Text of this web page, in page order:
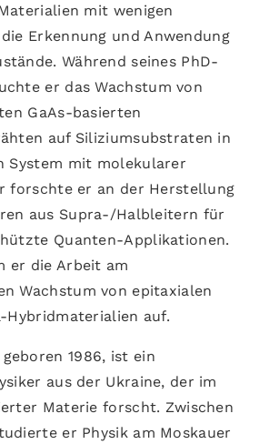
mit wenigen
Erkennung und Anwendung
Während seines PhD-
er das Wachstum von
GaAs-basierten
auf Siliziumsubstraten in
System mit molekularer
forschte er an der Herstellung
aus Supra-/Halbleitern für
Quanten-Applikationen.
er die Arbeit am
Wachstum von epitaxialen
auf.
geboren 1986, ist ein
aus der Ukraine, der im
Materie forscht. Zwischen
er Physik am Moskauer